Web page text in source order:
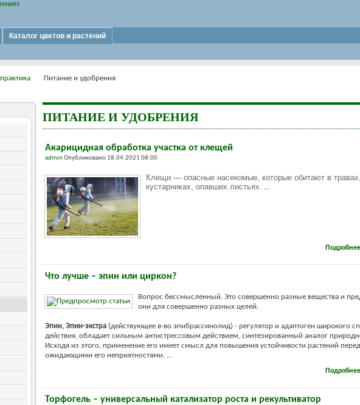
Каталог цветов и растений
Питание и удобрения
ПИТАНИЕ И УДОБРЕНИЯ
Акарицидная обработка участка от клещей
adminОпубликовано 18.04.2021 08:00
Клещи — опасные насекомые, которые обитают в травах,
кустарниках, опавших листьях.
Подробнее
Что лучше – эпин или циркон?
Вопрос бессмысленный. Это совершенно разные вещества и
они для совершенно разных целей.
Эпин, Эпин-экстра (действующее в-во эпибрассинолид) - регулятор и адаптоген широкого
действия, обладает сильным антистрессовым действием, синтезированный аналог
Исходя из этого, применение его имеет смысл для повышения устойчивости растений перед
ожидающими его неприятностями. ...
Подробнее
Торфогель – универсальный катализатор роста и рекультиватор